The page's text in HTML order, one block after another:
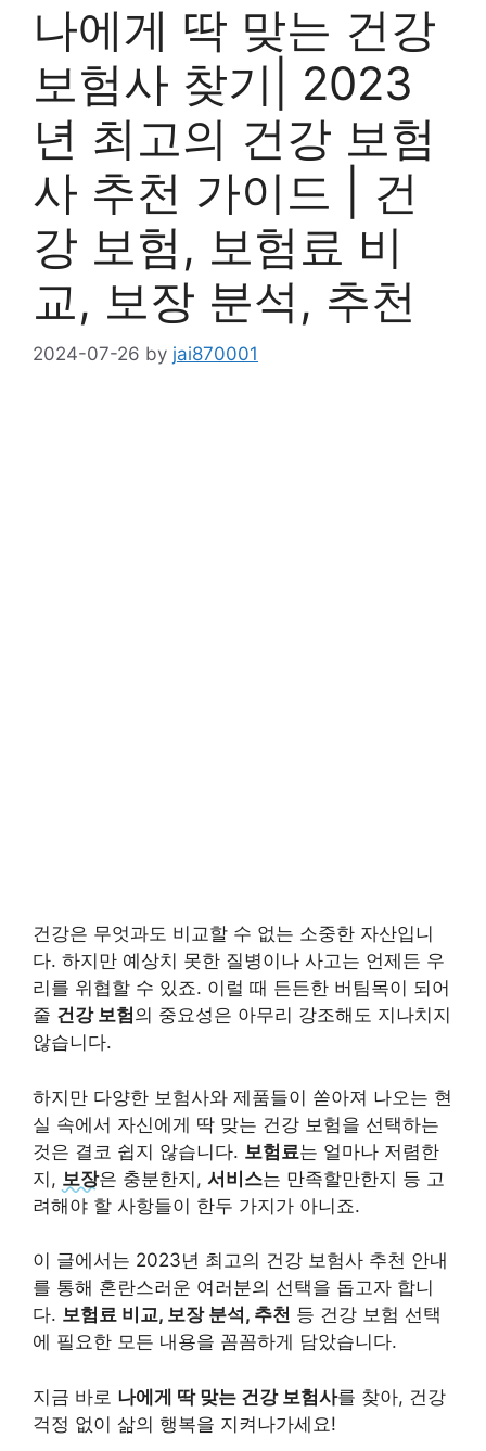
나에게 딱 맞는 건강
보험사 찾기| 2023
년 최고의 건강 보험
사 추천 가이드 | 건
강 보험, 보험료 비
교, 보장 분석, 추천
2024-07-26 by jai870001
건강은 무엇과도 비교할 수 없는 소중한 자산입니
다. 하지만 예상치 못한 질병이나 사고는 언제든 우
리를 위협할 수 있죠. 이럴 때 든든한 버팀목이 되어
줄 건강 보험의 중요성은 아무리 강조해도 지나치지
않습니다.
하지만 다양한 보험사와 제품들이 쏟아져 나오는 현
실 속에서 자신에게 딱 맞는 건강 보험을 선택하는
것은 결코 쉽지 않습니다. 보험료는 얼마나 저렴한
지, 보장은 충분한지, 서비스는 만족할만한지 등 고
려해야 할 사항들이 한두 가지가 아니죠.
이 글에서는 2023년 최고의 건강 보험사 추천 안내
를 통해 혼란스러운 여러분의 선택을 돕고자 합니
다. 보험료 비교, 보장 분석, 추천 등 건강 보험 선택
에 필요한 모든 내용을 꼼꼼하게 담았습니다.
지금 바로 나에게 딱 맞는 건강 보험사를 찾아, 건강
걱정 없이 삶의 행복을 지켜나가세요!